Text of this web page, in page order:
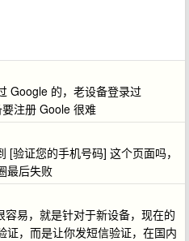
Google 的，老设备登录过
注册 Goole 很难
验证您的手机号码] 这个页面吗，
最后失败
易，就是针对于新设备，现在的
证，而是让你发短信验证，在国内